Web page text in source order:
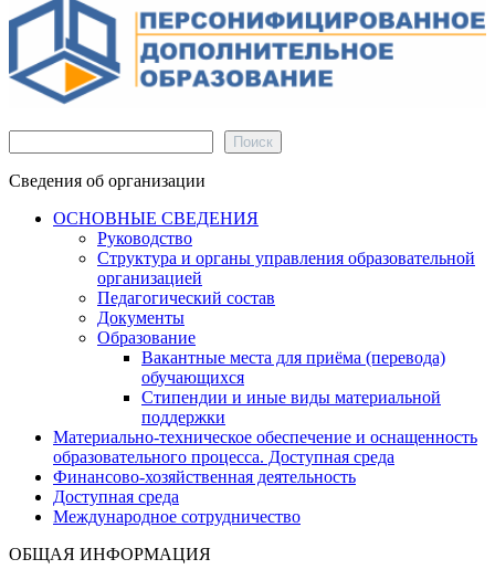
Поиск
Сведения об организации
ОСНОВНЫЕ СВЕДЕНИЯ
Руководство
Структура и органы управления образовательной
организацией
Педагогический состав
Документы
Образование
Вакантные места для приёма (перевода)
обучающихся
Стипендии и иные виды материальной
поддержки
Материально-техническое обеспечение и оснащенность
образовательного процесса. Доступная среда
Финансово-хозяйственная деятельность
Доступная среда
Международное сотрудничество
ОБЩАЯ ИНФОРМАЦИЯ